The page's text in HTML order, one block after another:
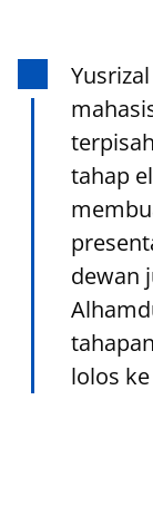
tahap
dewan
lolos